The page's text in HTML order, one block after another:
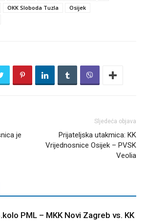
OKK Sloboda Tuzla
Osijek
je
Sljedeća objava
Prijateljska utakmica: KK
Vrijednosnice Osijek – PVSK
Veolia
PML – MKK Novi Zagreb vs. KK